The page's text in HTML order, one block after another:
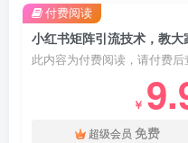
小红书矩阵引流技术，教
此内容为付费阅读，请付费后
￥
超级会员 免费
付费阅读